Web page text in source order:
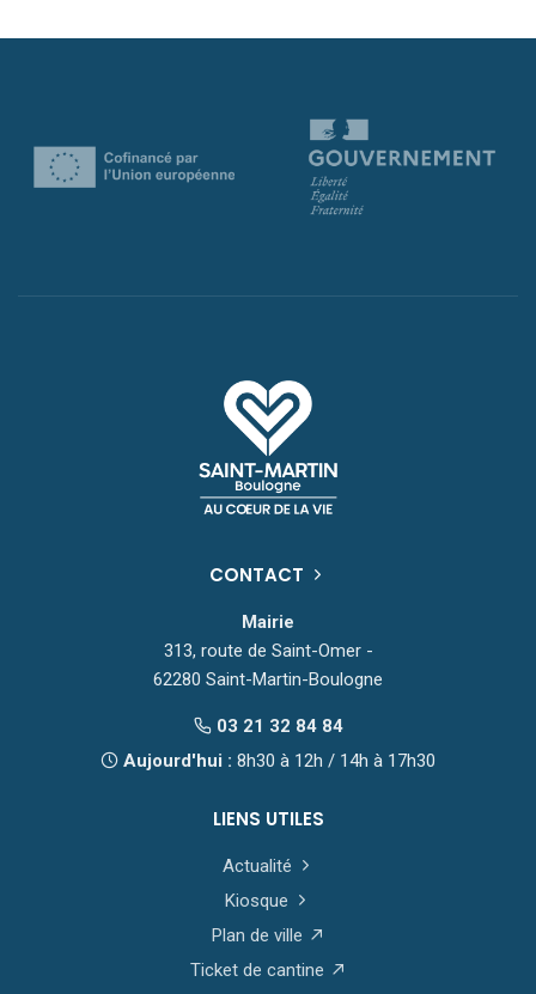
CONTACT
Mairie
313, route de Saint-Omer -
62280 Saint-Martin-Boulogne
03 21 32 84 84
Aujourd'hui : 8h30 à 12h / 14h à 17h30
LIENS UTILES
Actualité
Kiosque
Plan de ville
Ticket de cantine